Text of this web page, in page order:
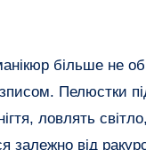
3D-
більше не
Пелюстки
ловлять
залежно від